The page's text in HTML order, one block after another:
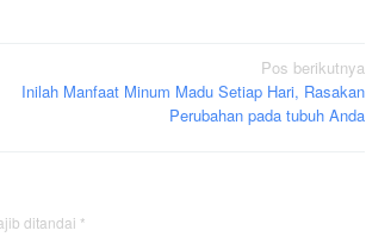
Pos berikutnya
Inilah Manfaat Minum Madu Setiap Hari, Rasakan
Perubahan pada tubuh Anda
ditandai *